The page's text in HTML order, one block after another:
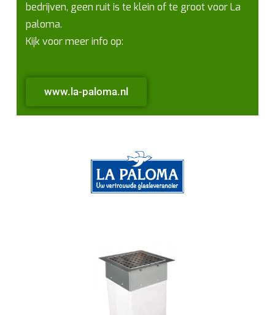
bedrijven, geen ruit is te klein of te groot voor La
paloma.
Kijk voor meer info op:
www.la-paloma.nl